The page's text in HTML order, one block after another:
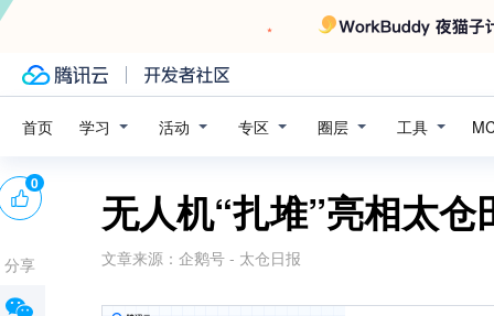
首页 学习 活动 专区 圈层 工具
无人机“扎堆”亮相太
文章来源： 企鹅号 - 太仓日报
0
分享